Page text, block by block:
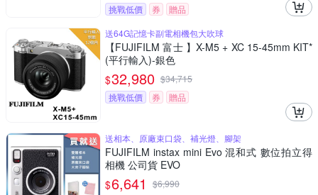
挑戰低價 券
贈品
送64G記憶卡副電相機包大吹球
【FUJIFILM 富士 】X-M5 + XC 15-45mm KIT*
(平行輸入)-銀色
$32,980 $34,715
挑戰低價
券 贈品
送相本、原廠束口袋、補光燈、腳架
FUJIFILM instax mini Evo 混和式 數位拍立得
相機 公司貨 EVO
$6,641 $6,990